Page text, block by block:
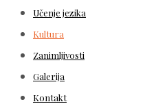
Učenje jezika
Kultura
Zanimljivosti
Galerija
Kontakt